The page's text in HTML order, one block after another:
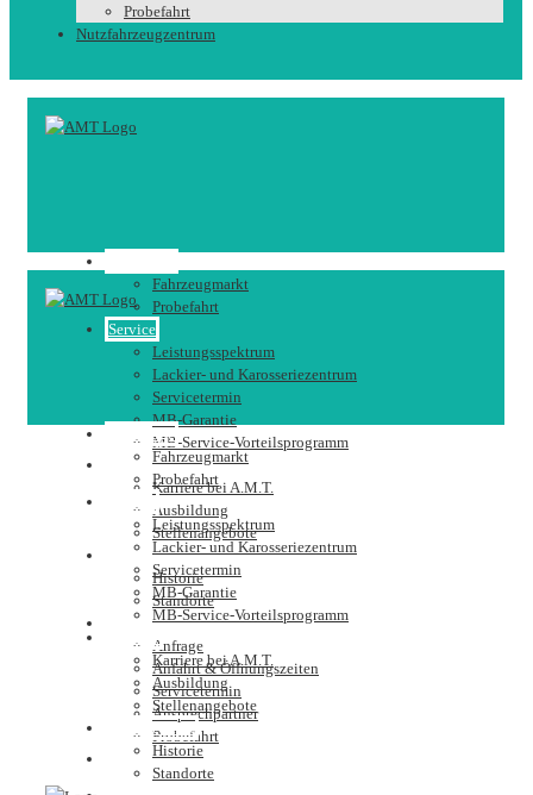
Probefahrt
Nutzfahrzeugzentrum
Fahrzeugmarkt
Probefahrt
Service
Leistungsspektrum
Lackier- und Karosseriezentrum
Servicetermin
MB-Garantie
MB-Service-Vorteilsprogramm
Karriere
Karriere bei A.M.T.
Ausbildung
Stellenangebote
Unternehmen
Historie
Standorte
Kontakt
Anfrage
Anfahrt & Öffnungszeiten
Servicetermin
Ansprechpartner
Probefahrt
Nutzfahrzeugzentrum
Fahrzeuge
Fahrzeugmarkt
Probefahrt
Leistungsspektrum
Lackier- und Karosseriezentrum
Servicetermin
MB-Garantie
MB-Service-Vorteilsprogramm
Karriere
Karriere bei A.M.T.
Ausbildung
Stellenangebote
Unternehmen
Historie
Standorte